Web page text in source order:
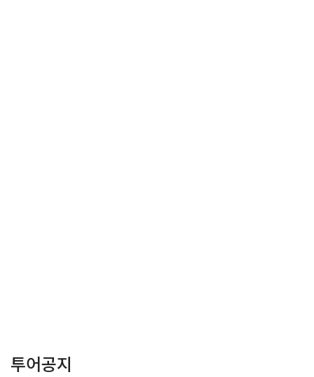
투어공지